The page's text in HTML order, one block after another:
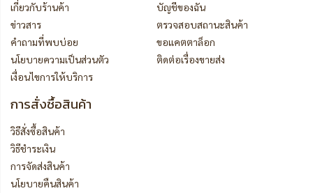
เกี่ยวกับร้านค้า
ข่าวสาร
คำถามที่พบบ่อย
นโยบายความเป็นส่วนตัว
เงื่อนไขการให้บริการ
บัญชีของฉัน
ตรวจสอบสถานะสินค้า
ขอแคตตาล็อก
ติดต่อเรื่องขายส่ง
การสั่งซื้อสินค้า
วิธีสั่งซื้อสินค้า
วิธีชำระเงิน
การจัดส่งสินค้า
นโยบายคืนสินค้า